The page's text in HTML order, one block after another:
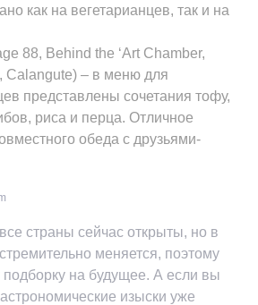
как на вегетарианцев, так и на
88, Behind the ‘Art Chamber,
Calangute) – в меню для
представлены сочетания тофу,
риса и перца. Отличное
обеда с друзьями-
страны сейчас открыты, но в
меняется, поэтому
на будущее. А если вы
изыски уже